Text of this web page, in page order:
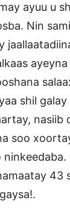
ayuu u
Nin
shil
nasiib
soo
43